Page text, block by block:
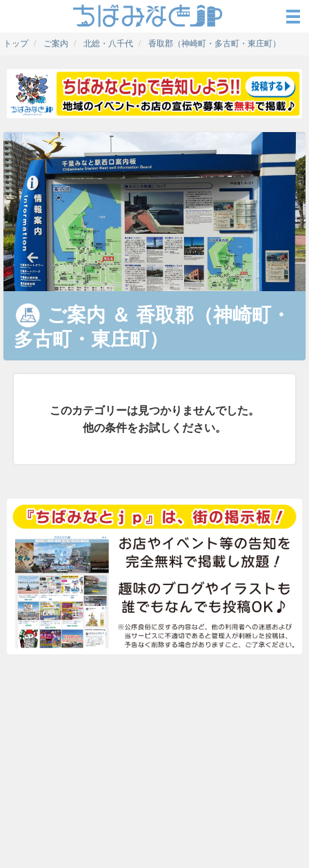
トップ ご案内 北総・八千代 香取郡（神崎町・多古町・東庄町）
ご案内 ＆ 香取郡（神崎町・
多古町・東庄町）
このカテゴリーは見つかりませんでした。
他の条件をお試しください。